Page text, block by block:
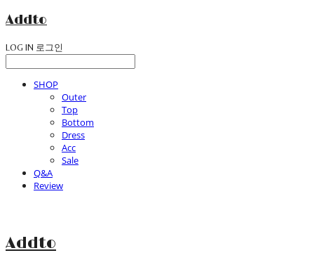
Addto
LOG IN 로그인
SHOP
Outer
Top
Bottom
Dress
Acc
Sale
Q&A
Review
Addto